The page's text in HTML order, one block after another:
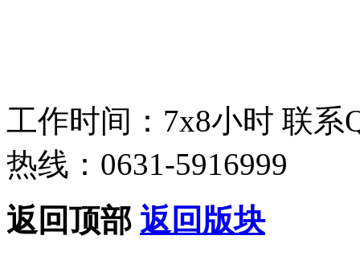
工作时间：7x8小时 联系
热线：0631-5916999
返回顶部 返回版块